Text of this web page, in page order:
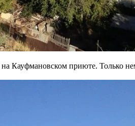
Кауфмановском приюте. Только